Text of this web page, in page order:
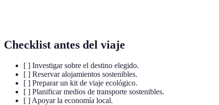
Checklist antes del viaje
[ ] Investigar sobre el destino elegido.
[ ] Reservar alojamientos sostenibles.
[ ] Preparar un kit de viaje ecológico.
[ ] Planificar medios de transporte sostenibles.
[ ] Apoyar la economía local.